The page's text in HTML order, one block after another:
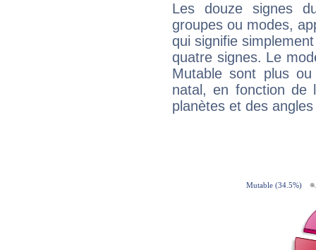
Les douze signes
groupes ou modes,
qui signifie
quatre signes. Le
Mutable sont plus
natal, en fonction de
planètes et des